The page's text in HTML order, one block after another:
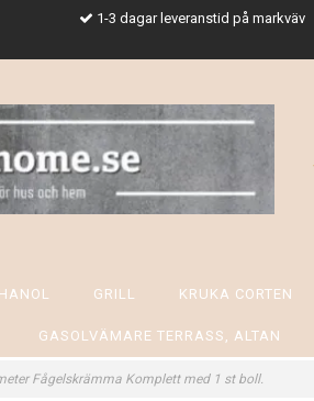
1-3 dagar leveranstid på markväv
GRILL KRUKA CORTEN
GASOLVÄMARE TERRASS, ALTAN
Fågelskrämma Komplett med 1 st boll.